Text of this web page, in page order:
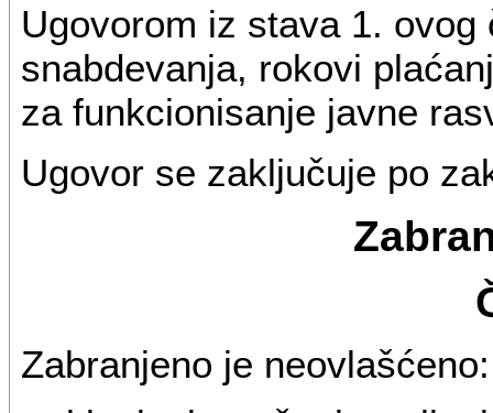
Ugovorom iz stava 1.
snabdevanja, rokovi
za funkcionisanje javne
Ugovor se zaključuje po
Zabranjeno je neovlašćeno: